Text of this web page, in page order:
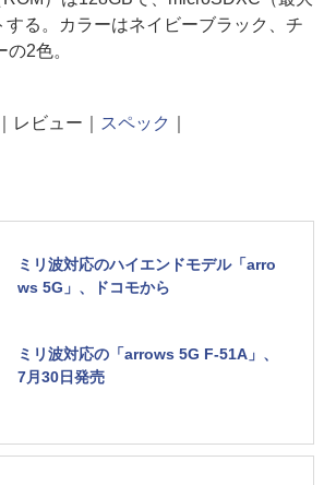
する。カラーはネイビーブラック、チ
2色。
｜レビュー｜ スペック
ミリ波対応のハイエンドモデル「arro
ws 5G」、ドコモから
ミリ波対応の「arrows 5G F-51A」、
7月30日発売